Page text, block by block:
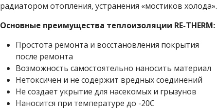
радиатором отопления, устранения «мостиков холода».
Основные преимущества теплоизоляции RE-THERM:
Простота ремонта и восстановления покрытия
после ремонта
Возможность самостоятельно наносить материал
Нетоксичен и не содержит вредных соединений
Не создает укрытие для насекомых и грызунов
Наносится при температуре до -20С